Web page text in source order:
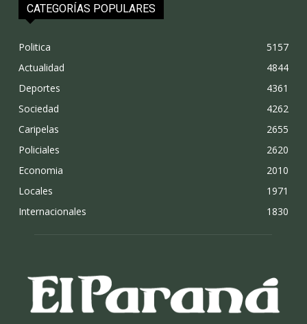
CATEGORÍAS POPULARES
Politica
5157
Actualidad
4844
Deportes
4361
Sociedad
4262
Caripelas
2655
Policiales
2620
Economia
2010
Locales
1971
Internacionales
1830